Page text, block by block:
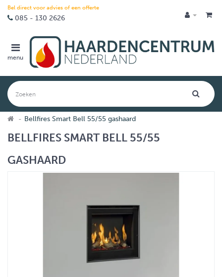
Bel direct voor advies of een offerte
085 - 130 2626
menu
Bellfires Smart Bell 55/55 gashaard
BELLFIRES SMART BELL 55/55
GASHAARD